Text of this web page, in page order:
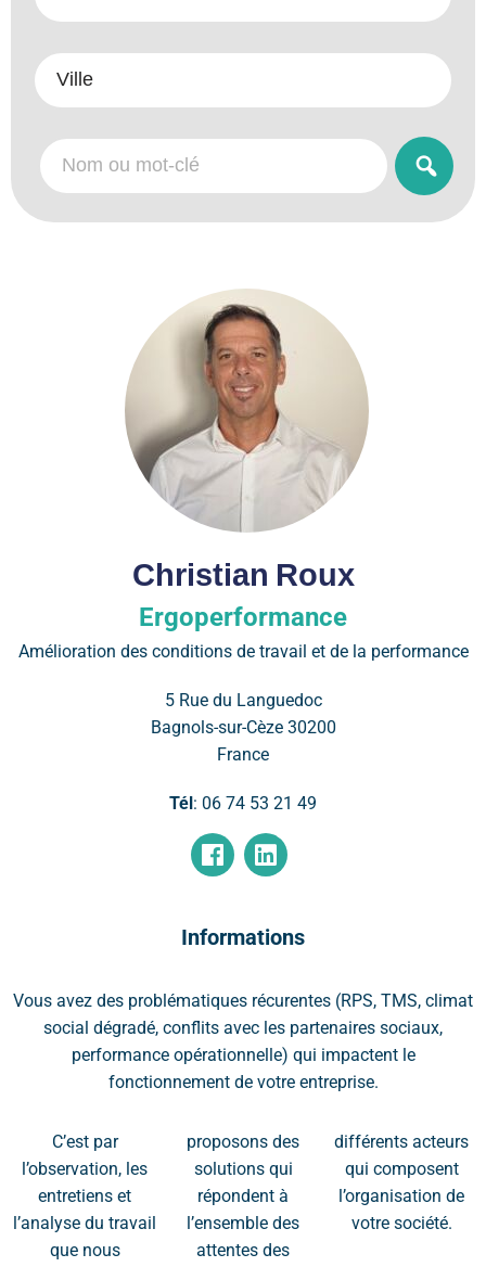
Christian Roux
Ergoperformance
Amélioration des conditions de travail et de la performance
5 Rue du Languedoc
Bagnols-sur-Cèze 30200
France
Tél: 06 74 53 21 49
Informations
Vous avez des problématiques récurentes (RPS, TMS, climat
social dégradé, conflits avec les partenaires sociaux,
performance opérationnelle) qui impactent le
fonctionnement de votre entreprise.
C’est par
l’observation, les
entretiens et
l’analyse du travail
que nous
proposons des
solutions qui
répondent à
l’ensemble des
attentes des
différents acteurs
qui composent
l’organisation de
votre société.